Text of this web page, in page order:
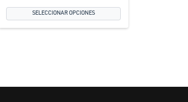
SELECCIONAR OPCIONES